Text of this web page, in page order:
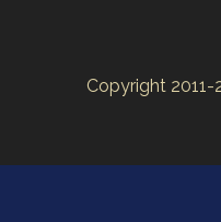
Copyright 2011-